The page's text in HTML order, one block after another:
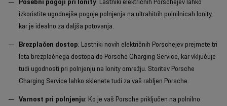
Posebni pogoji pri Ionity: Lastniki električnih Porschejev lahko
izkoristite ugodnejše pogoje polnjenja na ultrahitrih polnilnicah Ionity,
kar je idealno za daljša potovanja.
Brezplačen dostop: Lastniki novih električnih Porschejev prejmete tri
leta brezplačnega dostopa do Porsche Charging Service, kar vključuje
tudi ugodnosti pri polnjenju na Ionity omrežju. Storitev Porsche
Charging Service lahko sklenete tudi za vaš rabljen Porsche.
Varnost pri polnjenju: Ko je vaš Porsche priključen na polnilno